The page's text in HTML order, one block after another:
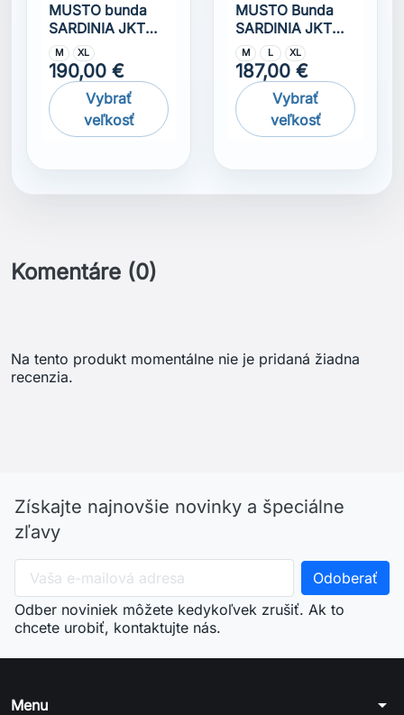
MUSTO bunda
SARDINIA JKT
2.0
M XL
190,00 €
Vybrať
veľkosť
MUSTO Bunda
SARDINIA JKT
2.0 Ombre blue
M L XL
187,00 €
Vybrať
veľkosť
Komentáre (0)
Na tento produkt momentálne nie je pridaná žiadna
recenzia.
Získajte najnovšie novinky a špeciálne
zľavy
Odber noviniek môžete kedykoľvek zrušiť. Ak to
chcete urobiť, kontaktujte nás.
Menu arrow_drop_down